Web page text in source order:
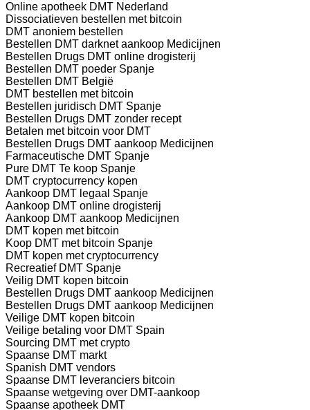
Online apotheek DMT Nederland
Dissociatieven bestellen met bitcoin
DMT anoniem bestellen
Bestellen DMT darknet aankoop Medicijnen
Bestellen Drugs DMT online drogisterij
Bestellen DMT poeder Spanje
Bestellen DMT België
DMT bestellen met bitcoin
Bestellen juridisch DMT Spanje
Bestellen Drugs DMT zonder recept
Betalen met bitcoin voor DMT
Bestellen Drugs DMT aankoop Medicijnen
Farmaceutische DMT Spanje
Pure DMT Te koop Spanje
DMT cryptocurrency kopen
Aankoop DMT legaal Spanje
Aankoop DMT online drogisterij
Aankoop DMT aankoop Medicijnen
DMT kopen met bitcoin
Koop DMT met bitcoin Spanje
DMT kopen met cryptocurrency
Recreatief DMT Spanje
Veilig DMT kopen bitcoin
Bestellen Drugs DMT aankoop Medicijnen
Bestellen Drugs DMT aankoop Medicijnen
Veilige DMT kopen bitcoin
Veilige betaling voor DMT Spain
Sourcing DMT met crypto
Spaanse DMT markt
Spanish DMT vendors
Spaanse DMT leveranciers bitcoin
Spaanse wetgeving over DMT-aankoop
Spaanse apotheek DMT